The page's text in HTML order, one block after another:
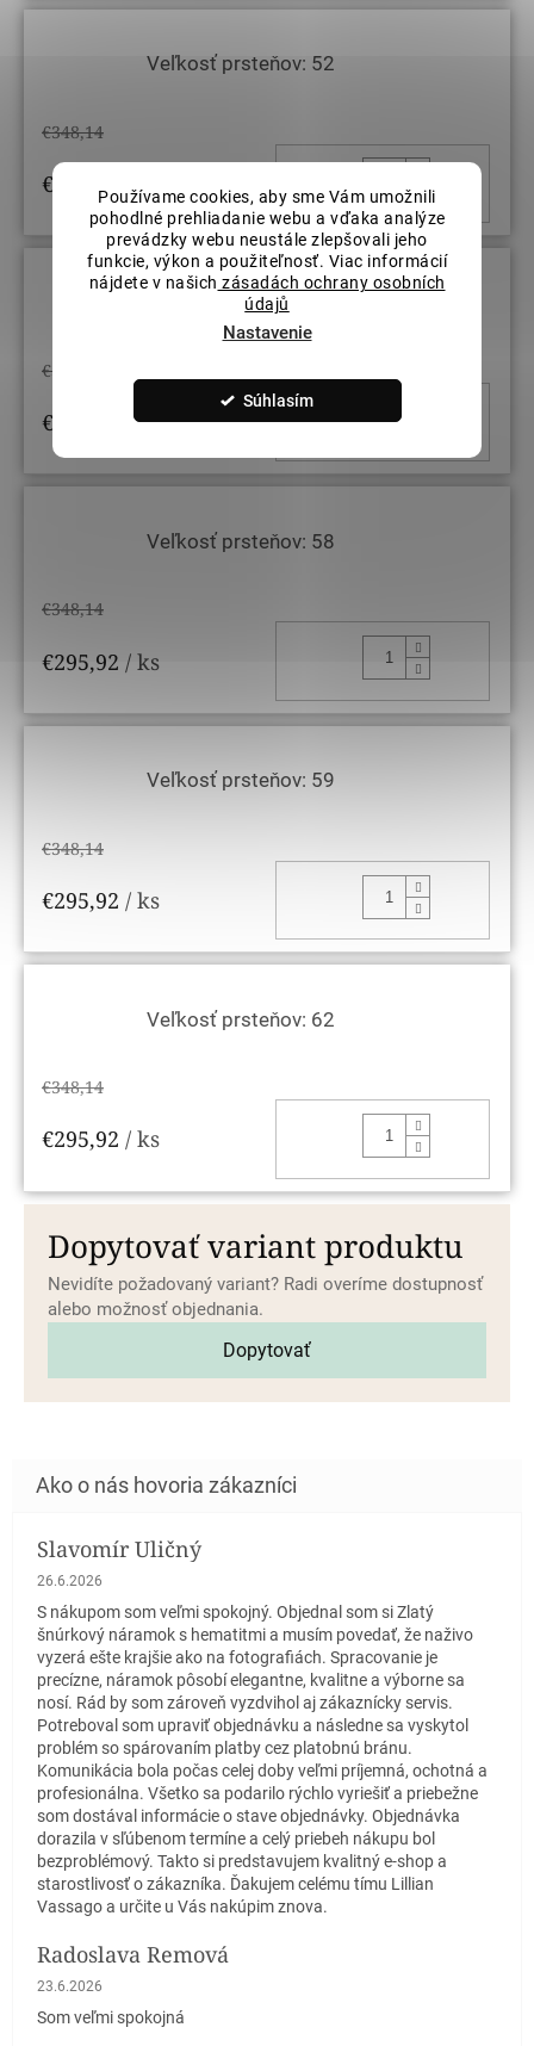
Používame cookies, aby sme Vám umožnili
pohodlné prehliadanie webu a vďaka analýze
prevádzky webu neustále zlepšovali jeho
funkcie, výkon a použiteľnosť. Viac informácií
nájdete v našich zásadách ochrany osobních
údajů
Nastavenie
Súhlasím
Veľkosť prsteňov: 52
€348,14
€295,92 / ks DO
Veľkosť prsteňov: 55
€348,14
€295,92 / ks
Veľkosť prsteňov: 58
€348,14
€295,92 / ks
Veľkosť prsteňov: 59
€348,14
€295,92 / ks
Veľkosť prsteňov: 62
€348,14
€295,92 / ks
Dopytovať variant produktu
Nevidíte požadovaný variant? Radi overíme dostupnosť
alebo možnosť objednania.
Dopytovať
Slavomír Uličný
Hodnotenie obchodu je 5 z 5 hviezdičiek.
26.6.2026
S nákupom som veľmi spokojný. Objednal som si Zlatý
šnúrkový náramok s hematitmi a musím povedať, že naživo
vyzerá ešte krajšie ako na fotografiách. Spracovanie je
precízne, náramok pôsobí elegantne, kvalitne a výborne sa
nosí. Rád by som zároveň vyzdvihol aj zákaznícky servis.
Potreboval som upraviť objednávku a následne sa vyskytol
problém so spárovaním platby cez platobnú bránu.
Komunikácia bola počas celej doby veľmi príjemná, ochotná a
profesionálna. Všetko sa podarilo rýchlo vyriešiť a priebežne
som dostával informácie o stave objednávky. Objednávka
dorazila v sľúbenom termíne a celý priebeh nákupu bol
bezproblémový. Takto si predstavujem kvalitný e-shop a
starostlivosť o zákazníka. Ďakujem celému tímu Lillian
Vassago a určite u Vás nakúpim znova.
Radoslava Remová
Hodnotenie obchodu je 5 z 5 hviezdičiek.
23.6.2026
Som veľmi spokojná